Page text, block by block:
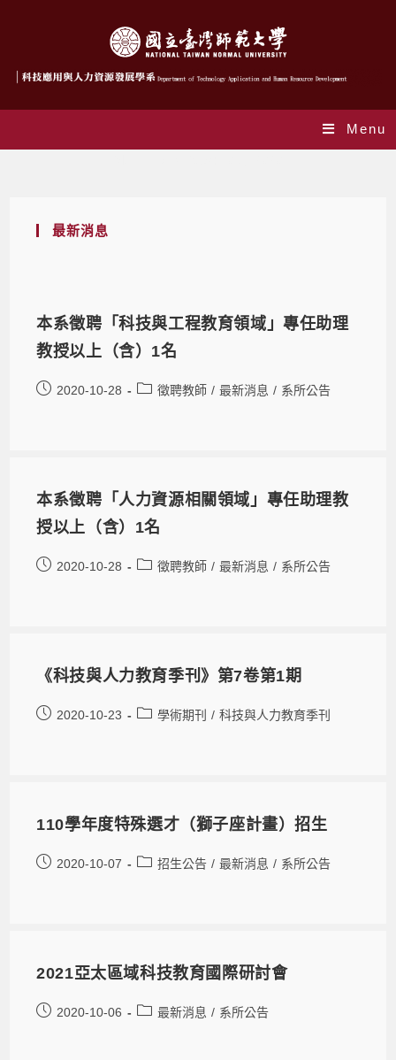
Menu
最新消息
本系徵聘「科技與工程教育領域」專任助理
教授以上（含）1名
2020-10-28 徵聘教師 / 最新消息 / 系所公告
本系徵聘「人力資源相關領域」專任助理教
授以上（含）1名
2020-10-28 徵聘教師 / 最新消息 / 系所公告
《科技與人力教育季刊》第7卷第1期
2020-10-23 學術期刊 / 科技與人力教育季刊
110學年度特殊選才（獅子座計畫）招生
2020-10-07 招生公告 / 最新消息 / 系所公告
2021亞太區域科技教育國際研討會
2020-10-06 最新消息 / 系所公告